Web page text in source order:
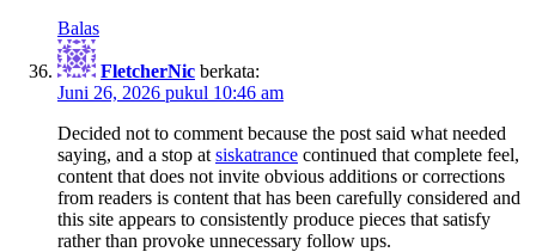
Balas
FletcherNic berkata:
Juni 26, 2026 pukul 10:46 am
Decided not to comment because the post said what needed
saying, and a stop at siskatrance continued that complete feel,
content that does not invite obvious additions or corrections
from readers is content that has been carefully considered and
this site appears to consistently produce pieces that satisfy
rather than provoke unnecessary follow ups.